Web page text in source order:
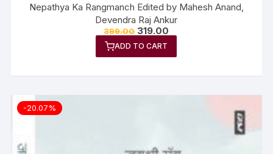
Nepathya Ka Rangmanch Edited by Mahesh Anand,
Devendra Raj Ankur
399.00 319.00
ADD TO CART
-20.07%